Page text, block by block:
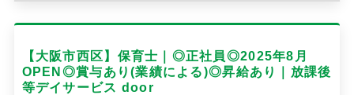
【大阪市西区】保育士｜◎正社員◎2025年8月
OPEN◎賞与あり(業績による)◎昇給あり｜放課後
等デイサービス door